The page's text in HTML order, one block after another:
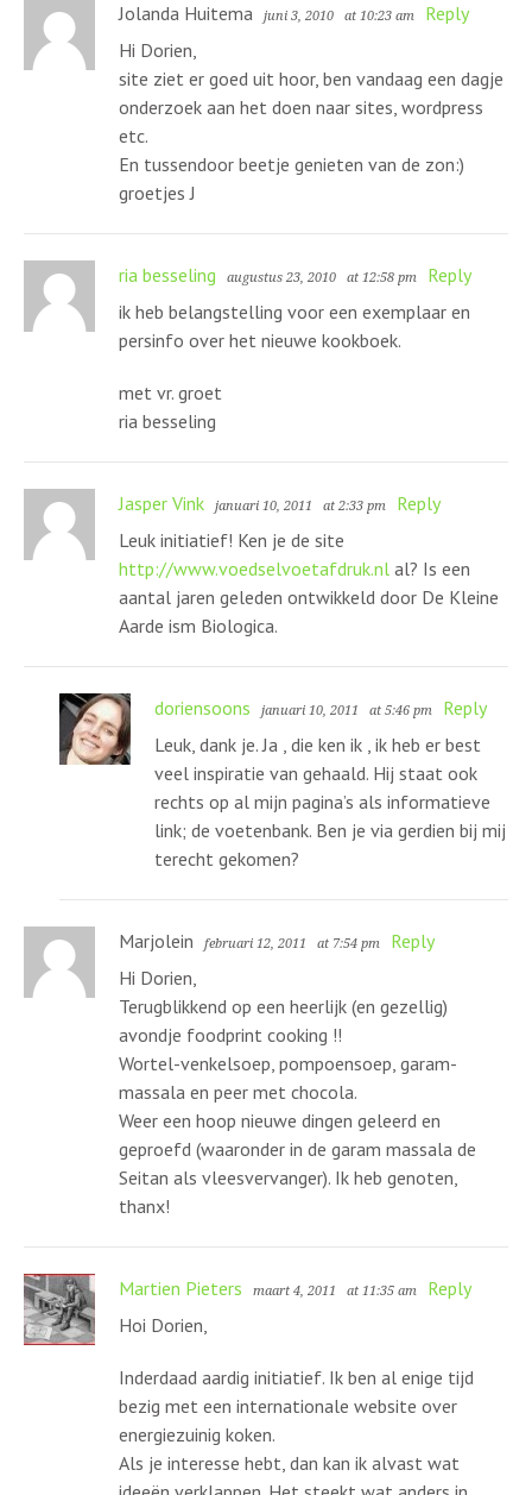
Jolanda Huitema juni 3, 2010 at 10:23 am
Reply
Hi Dorien,
site ziet er goed uit hoor, ben vandaag een dagje
onderzoek aan het doen naar sites, wordpress
etc.
En tussendoor beetje genieten van de zon:)
groetjes J
ria besseling augustus 23, 2010 at 12:58 pm
Reply
ik heb belangstelling voor een exemplaar en
persinfo over het nieuwe kookboek.
met vr. groet
ria besseling
Jasper Vink januari 10, 2011 at 2:33 pm
Reply
Leuk initiatief! Ken je de site
http://www.voedselvoetafdruk.nl al? Is een
aantal jaren geleden ontwikkeld door De Kleine
Aarde ism Biologica.
doriensoons januari 10, 2011 at 5:46 pm
Reply
Leuk, dank je. Ja , die ken ik , ik heb er best
veel inspiratie van gehaald. Hij staat ook
rechts op al mijn pagina’s als informatieve
link; de voetenbank. Ben je via gerdien bij mij
terecht gekomen?
Marjolein februari 12, 2011 at 7:54 pm
Reply
Hi Dorien,
Terugblikkend op een heerlijk (en gezellig)
avondje foodprint cooking !!
Wortel-venkelsoep, pompoensoep, garam-
massala en peer met chocola.
Weer een hoop nieuwe dingen geleerd en
geproefd (waaronder in de garam massala de
Seitan als vleesvervanger). Ik heb genoten,
thanx!
Martien Pieters maart 4, 2011 at 11:35 am
Reply
Hoi Dorien,
Inderdaad aardig initiatief. Ik ben al enige tijd
bezig met een internationale website over
energiezuinig koken.
Als je interesse hebt, dan kan ik alvast wat